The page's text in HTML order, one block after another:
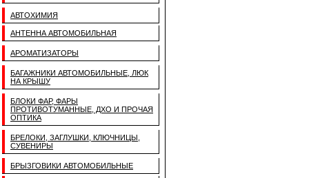
АВТОХИМИЯ
АНТЕННА АВТОМОБИЛЬНАЯ
АРОМАТИЗАТОРЫ
БАГАЖНИКИ АВТОМОБИЛЬНЫЕ, ЛЮК
НА КРЫШУ
БЛОКИ ФАР, ФАРЫ
ПРОТИВОТУМАННЫЕ, ДХО И ПРОЧАЯ
ОПТИКА
БРЕЛОКИ, ЗАГЛУШКИ, КЛЮЧНИЦЫ,
СУВЕНИРЫ
БРЫЗГОВИКИ АВТОМОБИЛЬНЫЕ